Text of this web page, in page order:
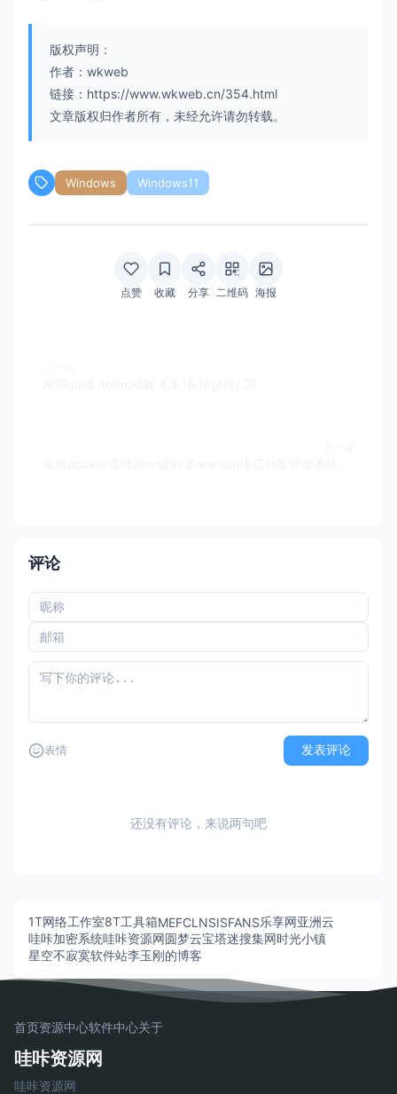
版权声明：
作者：wkweb
链接：https://www.wkweb.cn/354.html
文章版权归作者所有，未经允许请勿转载。
Windows Windows11
点赞 收藏 分享 二维码 海报
评论
表情 发表评论
还没有评论，来说两句吧
1T网络工作室8T工具箱MEFCL NSISFANS乐享网亚洲云
哇咔加密系统哇咔资源网圆梦云宝塔迷搜集网时光小镇
星空不寂寞软件站李玉刚的博客
首页资源中心软件中心关于
哇咔资源网
哇咔资源网